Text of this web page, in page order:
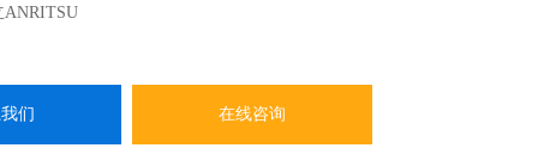
ANRITSU
们 在线咨询